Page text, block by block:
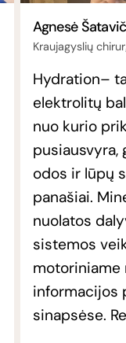
Agnesė
Kraujagyslių
Hydration–
elektrolitų
nuo kurio
pusiausvyra,
odos ir lūpų
panašiai.
nuolatos
sistemos
motoriniame
informacijos
sinapsėse.